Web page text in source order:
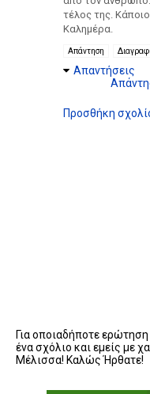
τέλος της.
Καλημέρα.
Απάντηση
Απαντήσεις
Προσθήκη
Για οποιαδήποτε
ένα σχόλιο και εμείς με
Μέλισσα! Καλώς Ήρθατε!